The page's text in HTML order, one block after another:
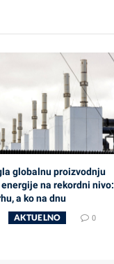
globalnu proizvodnju
na rekordni nivo:
a ko na dnu
AKTUELNO 0